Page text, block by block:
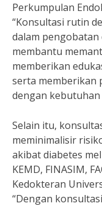
Perkumpulan
“Konsultasi rutin
dalam
membantu
memberikan
serta memberikan
dengan kebutuhan
Selain itu,
meminimalisir
akibat diabetes
KEMD, FINASIM,
Kedokteran
“Dengan